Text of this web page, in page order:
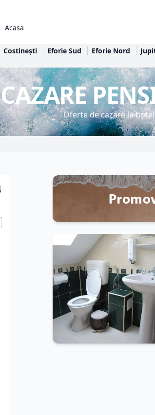
Acasa
Costinești Eforie Sud Eforie Nord
CAZARE
Oferte de cazare la